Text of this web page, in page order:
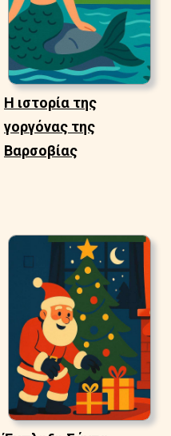
Η ιστορία της
γοργόνας της
Βαρσοβίας